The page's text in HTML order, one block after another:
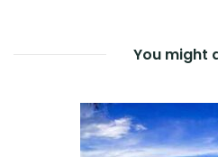
You might